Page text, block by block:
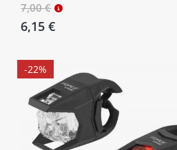
7,00 €
6,15 €
-22%